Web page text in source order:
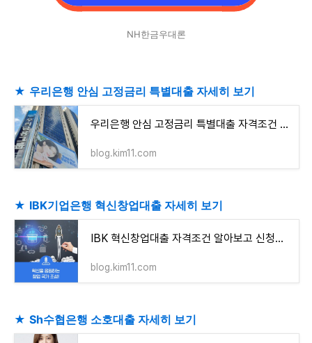
NH한금우대론
★ 우리은행 안심 고정금리 특별대출 자세히 보기
우리은행 안심 고정금리 특별대출 자격조건 알아보고 신청하기
blog.kim11.com
★ IBK기업은행 혁신창업대출 자세히 보기
IBK 혁신창업대출 자격조건 알아보고 신청하기
blog.kim11.com
★ Sh수협은행 소호대출 자세히 보기